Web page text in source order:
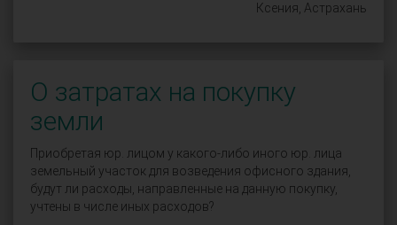
Ксения, Астрахань
О затратах на покупку
земли
Приобретая юр. лицом у какого-либо иного юр. лица
земельный участок для возведения офисного здания,
будут ли расходы, направленные на данную покупку,
учтены в числе иных расходов?